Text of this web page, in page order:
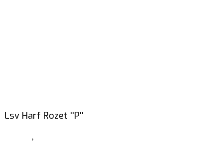
Lsv Harf Rozet ''P''